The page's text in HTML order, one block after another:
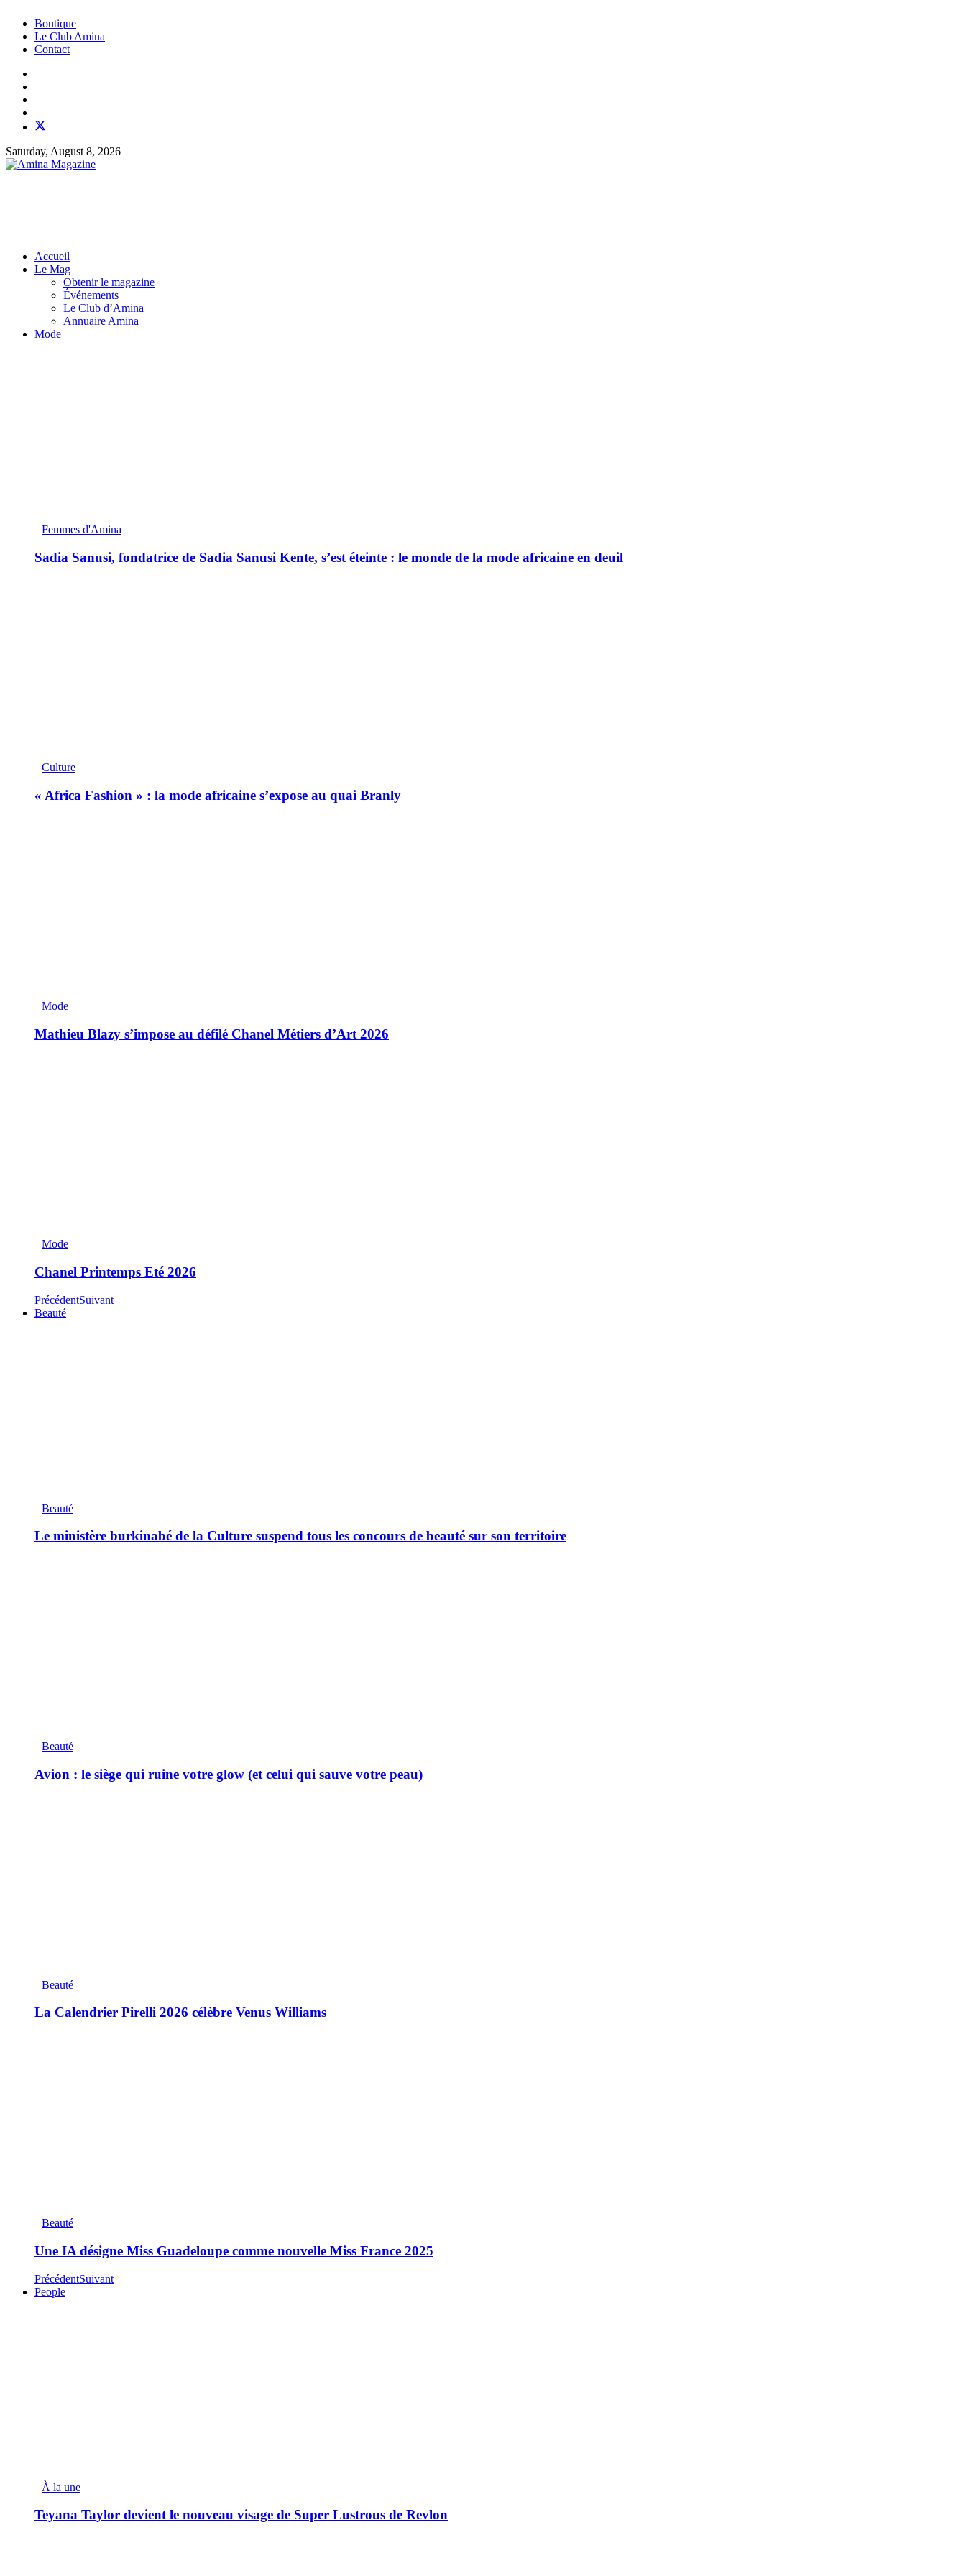
Boutique
Le Club Amina
Contact
Saturday, August 8, 2026
Accueil
Le Mag
Obtenir le magazine
Événements
Le Club d’Amina
Annuaire Amina
Mode
Femmes d'Amina
Sadia Sanusi, fondatrice de Sadia Sanusi Kente, s’est éteinte : le monde de la mode africaine en deuil
Culture
« Africa Fashion » : la mode africaine s’expose au quai Branly
Mode
Mathieu Blazy s’impose au défilé Chanel Métiers d’Art 2026
Mode
Chanel Printemps Eté 2026
PrécédentSuivant
Beauté
Beauté
Le ministère burkinabé de la Culture suspend tous les concours de beauté sur son territoire
Beauté
Avion : le siège qui ruine votre glow (et celui qui sauve votre peau)
Beauté
La Calendrier Pirelli 2026 célèbre Venus Williams
Beauté
Une IA désigne Miss Guadeloupe comme nouvelle Miss France 2025
PrécédentSuivant
People
À la une
Teyana Taylor devient le nouveau visage de Super Lustrous de Revlon